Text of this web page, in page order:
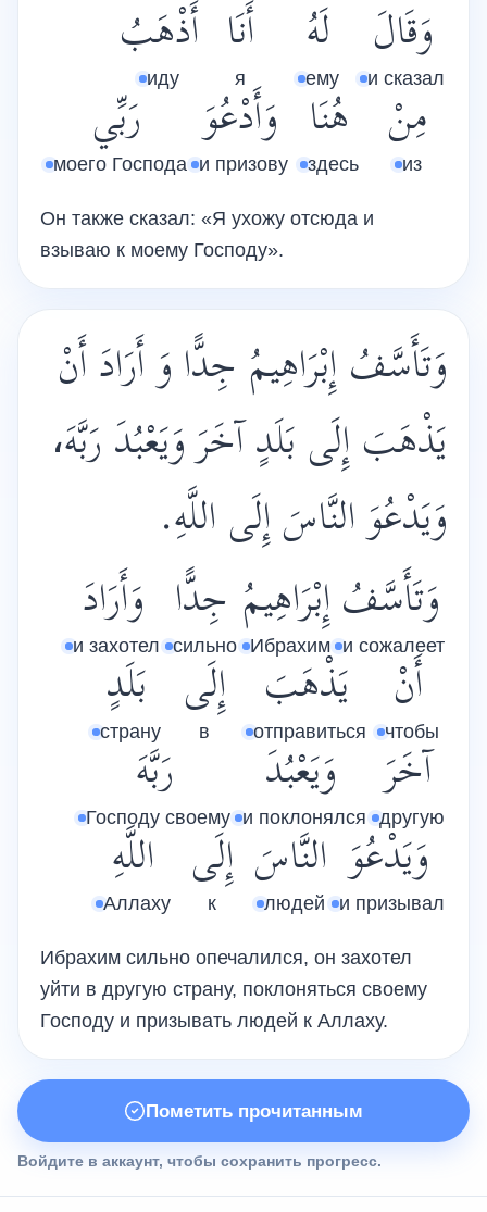
وَقَالَ
и сказал
لَهُ
ему
أَنَا
я
أَذْهَبُ
иду
مِنْ
из
هُنَا
здесь
وَأَدْعُوَ
и призову
رَبِّي
моего Господа
Он также сказал: «Я ухожу отсюда и
взываю к моему Господу».
وَتَأَسَّفُ إِبْرَاهِيمُ جِدًّا وَ أَرَادَ أَنْ
يَذْهَبَ إِلَى بَلَدٍ آخَرَ وَيَعْبُدَ رَبَّهَ،
وَيَدْعُوَ النَّاسَ إِلَى اللَّهِ.
وَتَأَسَّفُ
и сожалеет
إِبْرَاهِيمُ
Ибрахим
جِدًّا
сильно
وَأَرَادَ
и захотел
أَنْ
чтобы
يَذْهَبَ
отправиться
إِلَى
в
بَلَدٍ
страну
آخَرَ
другую
وَيَعْبُدَ
и поклонялся
رَبَّهَ
Господу своему
وَيَدْعُوَ
и призывал
النَّاسَ
людей
إِلَى
к
اللَّهِ
Аллаху
Ибрахим сильно опечалился, он захотел
уйти в другую страну, поклоняться своему
Господу и призывать людей к Аллаху.
Пометить прочитанным
Войдите в аккаунт, чтобы сохранить прогресс.